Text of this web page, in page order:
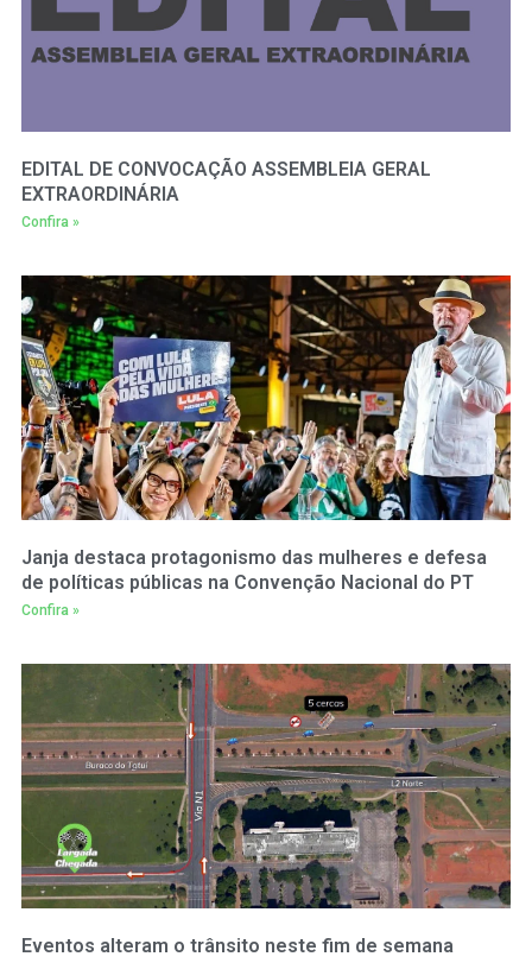
EDITAL DE CONVOCAÇÃO ASSEMBLEIA GERAL
EXTRAORDINÁRIA
Confira »
Janja destaca protagonismo das mulheres e defesa
de políticas públicas na Convenção Nacional do PT
Confira »
Eventos alteram o trânsito neste fim de semana